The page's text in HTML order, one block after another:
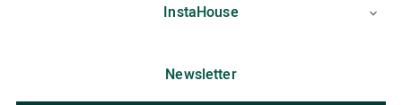
InstaHouse 
Newsletter